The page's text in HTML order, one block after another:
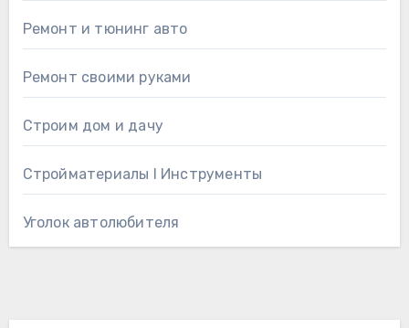
Ремонт и тюнинг авто
Ремонт своими руками
Строим дом и дачу
Стройматериалы l Инструменты
Уголок автолюбителя